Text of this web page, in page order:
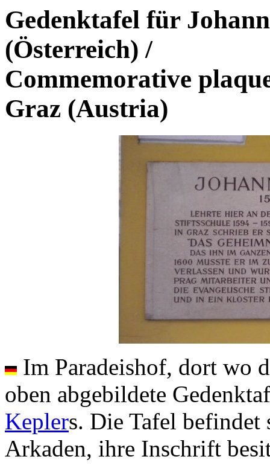
Gedenktafel für
(Österreich) /
Commemorative
Graz (Austria)
Im Paradeishof, dort wo
oben abgebildete
Keplers. Die Tafel befindet
Arkaden, ihre Inschrift